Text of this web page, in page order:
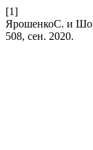
[1]
ЯрошенкоС. и
508, сен. 2020.